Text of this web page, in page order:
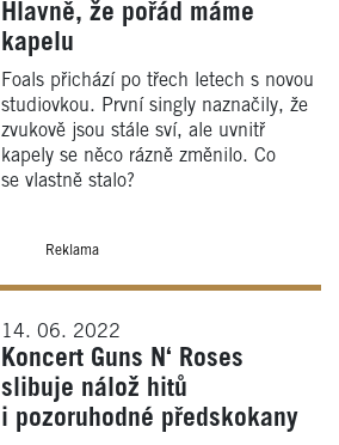
Hlavně, že pořád máme
kapelu
Foals přichází po třech letech s novou
studiovkou. První singly naznačily, že
zvukově jsou stále sví, ale uvnitř
kapely se něco rázně změnilo. Co
se vlastně stalo?
Reklama
14. 06. 2022
Koncert Guns N‘ Roses
slibuje nálož hitů
i pozoruhodné předskokany